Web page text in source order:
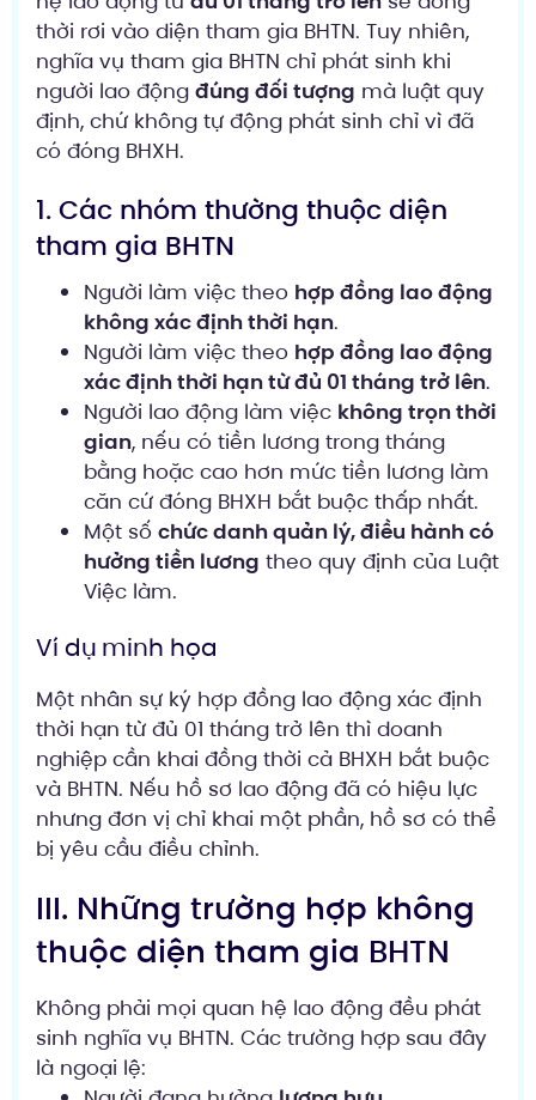
thời rơi vào diện tham gia BHTN. Tuy nhiên,
nghĩa vụ tham gia BHTN chỉ phát sinh khi
người lao động đúng đối tượng mà luật quy
định, chứ không tự động phát sinh chỉ vì đã
có đóng BHXH.
1. Các nhóm thường thuộc diện
tham gia BHTN
Người làm việc theo hợp đồng lao động
không xác định thời hạn.
Người làm việc theo hợp đồng lao động
xác định thời hạn từ đủ 01 tháng trở lên.
Người lao động làm việc không trọn thời
gian, nếu có tiền lương trong tháng
bằng hoặc cao hơn mức tiền lương làm
căn cứ đóng BHXH bắt buộc thấp nhất.
Một số chức danh quản lý, điều hành có
hưởng tiền lương theo quy định của Luật
Việc làm.
Ví dụ minh họa
Một nhân sự ký hợp đồng lao động xác định
thời hạn từ đủ 01 tháng trở lên thì doanh
nghiệp cần khai đồng thời cả BHXH bắt buộc
và BHTN. Nếu hồ sơ lao động đã có hiệu lực
nhưng đơn vị chỉ khai một phần, hồ sơ có thể
bị yêu cầu điều chỉnh.
III. Những trường hợp không
thuộc diện tham gia BHTN
Không phải mọi quan hệ lao động đều phát
sinh nghĩa vụ BHTN. Các trường hợp sau đây
là ngoại lệ: